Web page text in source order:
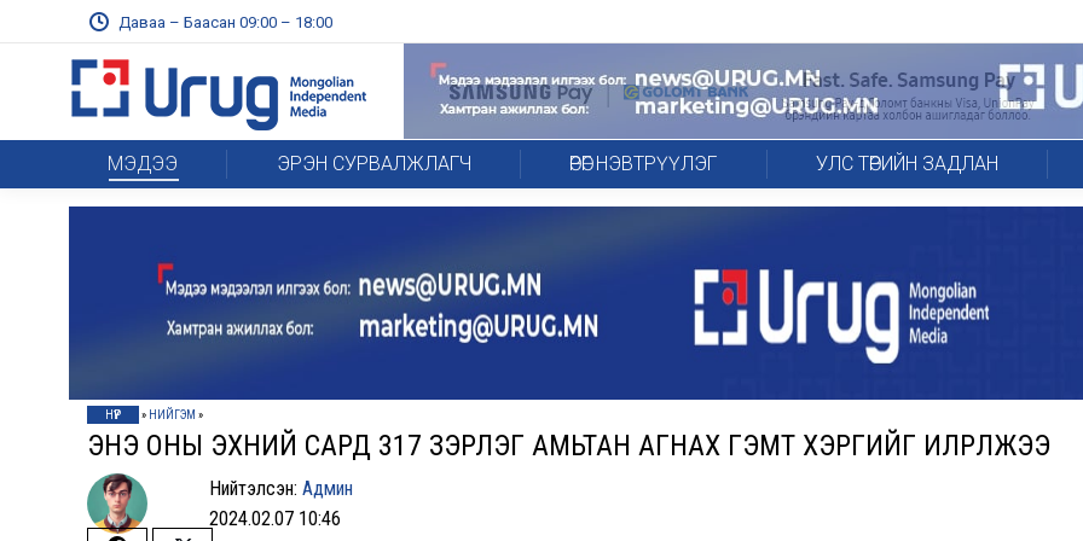
Даваа – Баасан 09:00 – 18:00
МЭДЭЭ ЭРЭН СУРВАЛЖЛАГЧ ӨРӨГ НЭВТРҮҮЛЭГ УЛС ТӨРИЙН ЗАДЛАН
НҮҮР » НИЙГЭМ »
ЭНЭ ОНЫ ЭХНИЙ САРД 317 ЗЭРЛЭГ АМЬТАН АГНАХ ГЭМТ ХЭРГИЙГ ИЛРҮҮЛЖЭЭ
Нийтэлсэн:Админ
2024.02.07 10:46